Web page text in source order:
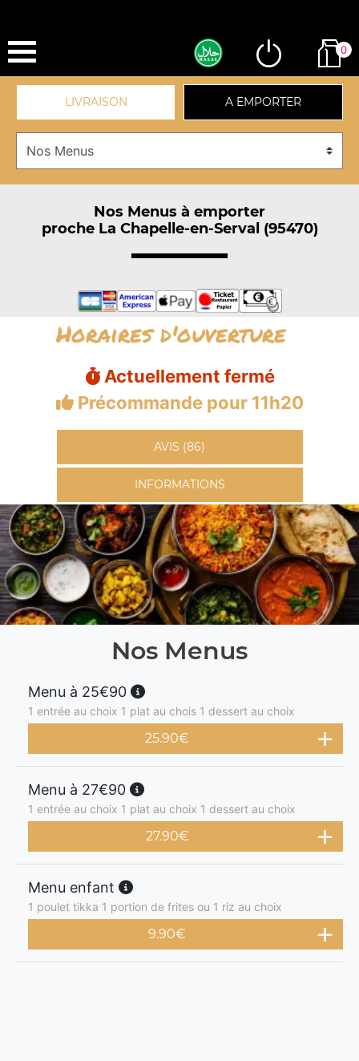
0
LIVRAISON A EMPORTER
Nos Menus à emporter
proche La Chapelle-en-Serval (95470)
Horaires d'ouverture
Actuellement fermé
Précommande pour 11h20
AVIS (86)
INFORMATIONS
Nos Menus
Menu à 25€90
1 entrée au choix 1 plat au chois 1 dessert au choix
25.90€
Menu à 27€90
1 entrée au choix 1 plat au choix 1 dessert au choix
27.90€
Menu enfant
1 poulet tikka 1 portion de frites ou 1 riz au choix
9.90€